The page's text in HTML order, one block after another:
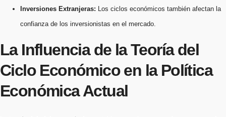
Inversiones Extranjeras: Los ciclos económicos también afectan la
confianza de los inversionistas en el mercado.
La Influencia de la Teoría del
Ciclo Económico en la Política
Económica Actual